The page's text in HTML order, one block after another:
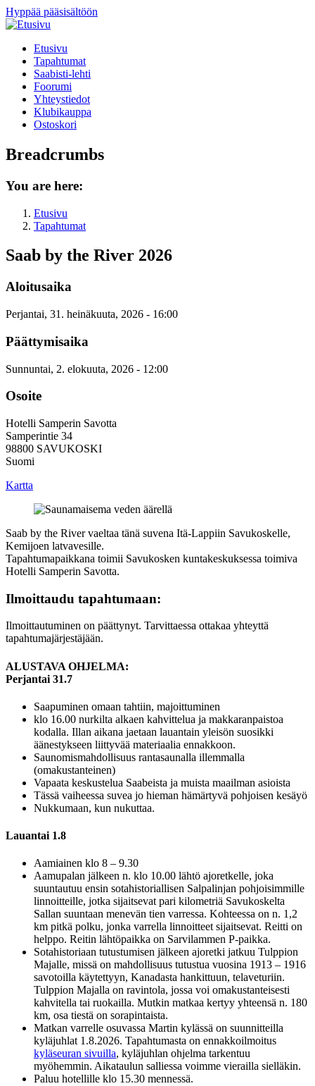
Hyppää pääsisältöön
Etusivu
Tapahtumat
Saabisti-lehti
Foorumi
Yhteystiedot
Klubikauppa
Ostoskori
Breadcrumbs
You are here:
Etusivu
Tapahtumat
Saab by the River 2026
Aloitusaika
Perjantai, 31. heinäkuuta, 2026 - 16:00
Päättymisaika
Sunnuntai, 2. elokuuta, 2026 - 12:00
Osoite
Hotelli Samperin Savotta
Samperintie 34
98800 SAVUKOSKI
Suomi
Kartta
Saab by the River vaeltaa tänä suvena Itä-Lappiin Savukoskelle,
Kemijoen latvavesille.
Tapahtumapaikkana toimii Savukosken kuntakeskuksessa toimiva
Hotelli Samperin Savotta.
Ilmoittaudu tapahtumaan:
Ilmoittautuminen on päättynyt. Tarvittaessa ottakaa yhteyttä
tapahtumajärjestäjään.
ALUSTAVA OHJELMA:
Perjantai 31.7
Saapuminen omaan tahtiin, majoittuminen
klo 16.00 nurkilta alkaen kahvittelua ja makkaranpaistoa
kodalla. Illan aikana jaetaan lauantain yleisön suosikki
äänestykseen liittyvää materiaalia ennakkoon.
Saunomismahdollisuus rantasaunalla illemmalla
(omakustanteinen)
Vapaata keskustelua Saabeista ja muista maailman asioista
Tässä vaiheessa suvea jo hieman hämärtyvä pohjoisen kesäyö
Nukkumaan, kun nukuttaa.
Lauantai 1.8
Aamiainen klo 8 – 9.30
Aamupalan jälkeen n. klo 10.00 lähtö ajoretkelle, joka
suuntautuu ensin sotahistoriallisen Salpalinjan pohjoisimmille
linnoitteille, jotka sijaitsevat pari kilometriä Savukoskelta
Sallan suuntaan menevän tien varressa. Kohteessa on n. 1,2
km pitkä polku, jonka varrella linnoitteet sijaitsevat. Reitti on
helppo. Reitin lähtöpaikka on Sarvilammen P-paikka.
Sotahistoriaan tutustumisen jälkeen ajoretki jatkuu Tulppion
Majalle, missä on mahdollisuus tutustua vuosina 1913 – 1916
savotoilla käytettyyn, Kanadasta hankittuun, telaveturiin.
Tulppion Majalla on ravintola, jossa voi omakustanteisesti
kahvitella tai ruokailla. Mutkin matkaa kertyy yhteensä n. 180
km, osa tiestä on sorapintaista.
Matkan varrelle osuvassa Martin kylässä on suunnitteilla
kyläjuhlat 1.8.2026. Tapahtumasta on ennakkoilmoitus
kyläseuran sivuilla, kyläjuhlan ohjelma tarkentuu
myöhemmin. Aikataulun salliessa voimme vierailla sielläkin.
Paluu hotellille klo 15.30 mennessä.